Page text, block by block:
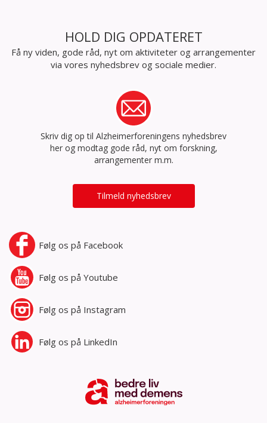
HOLD DIG OPDATERET
Få ny viden, gode råd, nyt om aktiviteter og arrangementer
via vores nyhedsbrev og sociale medier.
Skriv dig op til Alzheimerforeningens nyhedsbrev
her og modtag gode råd, nyt om forskning,
arrangementer m.m.
Tilmeld nyhedsbrev
Følg os på Facebook
Følg os på Youtube
Følg os på Instagram
Følg os på LinkedIn